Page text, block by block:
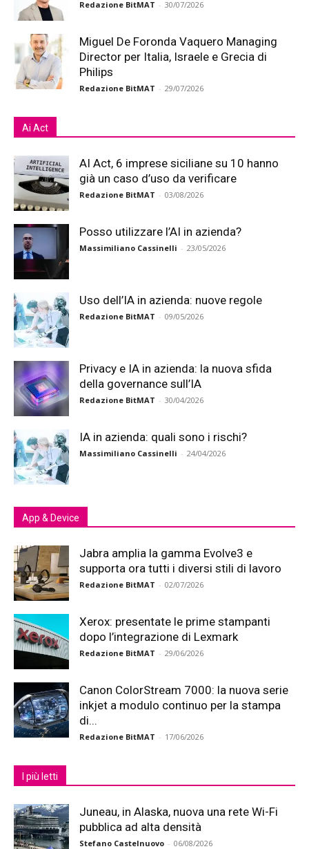
Redazione BitMAT - 30/07/2026
Miguel De Foronda Vaquero Managing
Director per Italia, Israele e Grecia di
Philips
Redazione BitMAT - 29/07/2026
Ai Act
AI Act, 6 imprese siciliane su 10 hanno
già un caso d’uso da verificare
Redazione BitMAT - 03/08/2026
Posso utilizzare l’AI in azienda?
Massimiliano Cassinelli - 23/05/2026
Uso dell’IA in azienda: nuove regole
Redazione BitMAT - 09/05/2026
Privacy e IA in azienda: la nuova sfida
della governance sull’IA
Redazione BitMAT - 30/04/2026
IA in azienda: quali sono i rischi?
Massimiliano Cassinelli - 24/04/2026
App & Device
Jabra amplia la gamma Evolve3 e
supporta ora tutti i diversi stili di lavoro
Redazione BitMAT - 02/07/2026
Xerox: presentate le prime stampanti
dopo l’integrazione di Lexmark
Redazione BitMAT - 29/06/2026
Canon ColorStream 7000: la nuova serie
inkjet a modulo continuo per la stampa
di...
Redazione BitMAT - 17/06/2026
I più letti
Juneau, in Alaska, nuova una rete Wi-Fi
pubblica ad alta densità
Stefano Castelnuovo - 06/08/2026